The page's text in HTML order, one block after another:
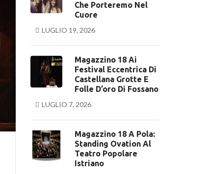
Che Porteremo Nel
Cuore
LUGLIO 19, 2026
Magazzino 18 Ai
Festival Eccentrica Di
Castellana Grotte E
Folle D’oro Di Fossano
LUGLIO 7, 2026
Magazzino 18 A Pola:
Standing Ovation Al
Teatro Popolare
Istriano